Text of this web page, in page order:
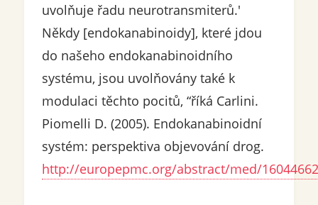
uvolňuje řadu neurotransmiterů.'
Někdy [endokanabinoidy], které jdou
do našeho endokanabinoidního
systému, jsou uvolňovány také k
modulaci těchto pocitů, “říká Carlini.
Piomelli D. (2005). Endokanabinoidní
systém: perspektiva objevování drog.
http://europepmc.org/abstract/med/16044662